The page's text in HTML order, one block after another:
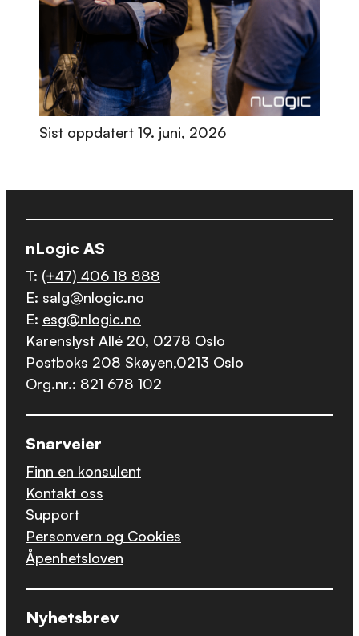
Sist oppdatert19. juni, 2026
nLogic AS
T: (+47) 406 18 888
E: salg@nlogic.no
E: esg@nlogic.no
Karenslyst Allé 20, 0278 Oslo
Postboks 208 Skøyen,0213 Oslo
Org.nr.: 821 678 102
Snarveier
Finn en konsulent
Kontakt oss
Support
Personvern og Cookies
Åpenhetsloven
Nyhetsbrev